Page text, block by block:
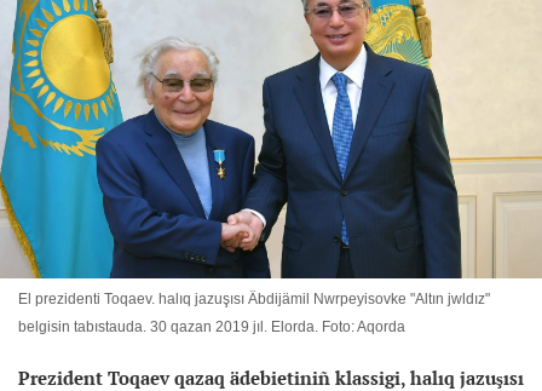
El prezidenti Toqaev. halıq jazuşısı Äbdijämil Nwrpeyisovke "Altın jwldız"
belgisin tabıstauda. 30 qazan 2019 jıl. Elorda. Foto: Aqorda
Prezident Toqaev qazaq ädebietiniñ klassigi, halıq jazuşısı